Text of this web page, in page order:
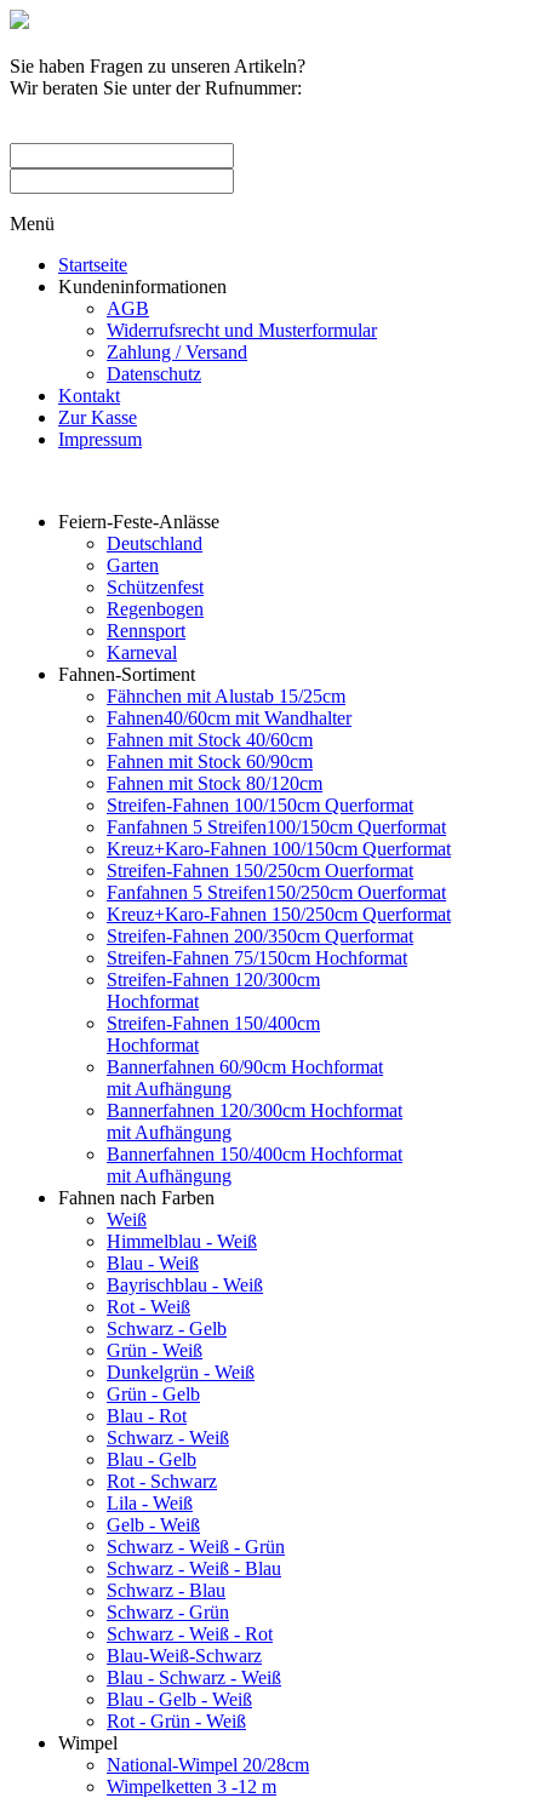
Sie haben Fragen zu unseren Artikeln?
Wir beraten Sie unter der Rufnummer:
Menü
Startseite
Kundeninformationen
AGB
Widerrufsrecht und Musterformular
Zahlung / Versand
Datenschutz
Kontakt
Zur Kasse
Impressum
Feiern-Feste-Anlässe
Deutschland
Garten
Schützenfest
Regenbogen
Rennsport
Karneval
Fahnen-Sortiment
Fähnchen mit Alustab 15/25cm
Fahnen40/60cm mit Wandhalter
Fahnen mit Stock 40/60cm
Fahnen mit Stock 60/90cm
Fahnen mit Stock 80/120cm
Streifen-Fahnen 100/150cm Querformat
Fanfahnen 5 Streifen100/150cm Querformat
Kreuz+Karo-Fahnen 100/150cm Querformat
Streifen-Fahnen 150/250cm Ouerformat
Fanfahnen 5 Streifen150/250cm Ouerformat
Kreuz+Karo-Fahnen 150/250cm Querformat
Streifen-Fahnen 200/350cm Querformat
Streifen-Fahnen 75/150cm Hochformat
Streifen-Fahnen 120/300cm
Hochformat
Streifen-Fahnen 150/400cm
Hochformat
Bannerfahnen 60/90cm Hochformat
mit Aufhängung
Bannerfahnen 120/300cm Hochformat
mit Aufhängung
Bannerfahnen 150/400cm Hochformat
mit Aufhängung
Fahnen nach Farben
Weiß
Himmelblau - Weiß
Blau - Weiß
Bayrischblau - Weiß
Rot - Weiß
Schwarz - Gelb
Grün - Weiß
Dunkelgrün - Weiß
Grün - Gelb
Blau - Rot
Schwarz - Weiß
Blau - Gelb
Rot - Schwarz
Lila - Weiß
Gelb - Weiß
Schwarz - Weiß - Grün
Schwarz - Weiß - Blau
Schwarz - Blau
Schwarz - Grün
Schwarz - Weiß - Rot
Blau-Weiß-Schwarz
Blau - Schwarz - Weiß
Blau - Gelb - Weiß
Rot - Grün - Weiß
Wimpel
National-Wimpel 20/28cm
Wimpelketten 3 -12 m